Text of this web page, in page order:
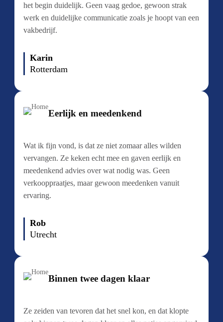
het begin duidelijk. Geen vaag gedoe, gewoon strak
werk en duidelijke communicatie zoals je hoopt van een
vakbedrijf.
Karin
Rotterdam
Eerlijk en meedenkend
Wat ik fijn vond, is dat ze niet zomaar alles wilden
vervangen. Ze keken echt mee en gaven eerlijk en
meedenkend advies over wat nodig was. Geen
verkooppraatjes, maar gewoon meedenken vanuit
ervaring.
Rob
Utrecht
Binnen twee dagen klaar
Ze zeiden van tevoren dat het snel kon, en dat klopte